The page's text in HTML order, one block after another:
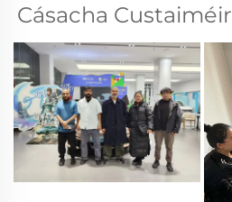
Cásacha Custaiméir